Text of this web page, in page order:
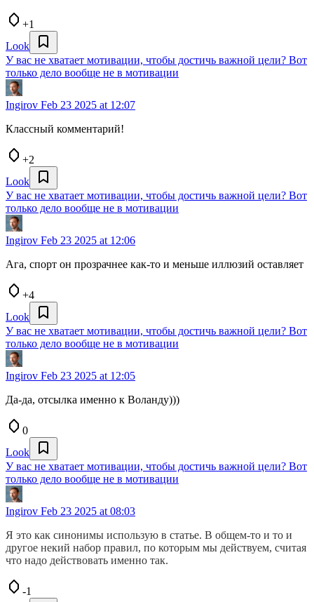
+1
Look
У вас не хватает мотивации, чтобы достичь важной цели? Вот
только дело вообще не в мотивации
Ingirov Feb 23 2025 at 12:07
Классный комментарий!
+2
Look
У вас не хватает мотивации, чтобы достичь важной цели? Вот
только дело вообще не в мотивации
Ingirov Feb 23 2025 at 12:06
Ага, спорт он прозрачнее как-то и меньше иллюзий оставляет
+4
Look
У вас не хватает мотивации, чтобы достичь важной цели? Вот
только дело вообще не в мотивации
Ingirov Feb 23 2025 at 12:05
Да-да, отсылка именно к Воланду)))
0
Look
У вас не хватает мотивации, чтобы достичь важной цели? Вот
только дело вообще не в мотивации
Ingirov Feb 23 2025 at 08:03
Я это как синонимы использую в статье. В общем-то и то и
другое некий набор правил, по которым мы действуем, считая
что надо действовать именно так.
-1